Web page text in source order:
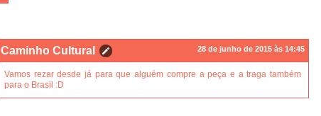
Caminho Cultural 28 de junho de 2015 às 14:45
Vamos rezar desde já para que alguém compre a peça e a traga também
para o Brasil :D